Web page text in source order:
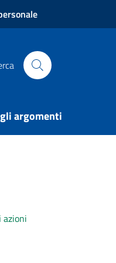
di Arezzo
argomenti
azioni